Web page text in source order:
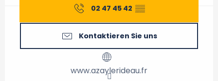
02 47 45 42 ▒▒
Kontaktieren Sie uns
www.azaylerideau.fr